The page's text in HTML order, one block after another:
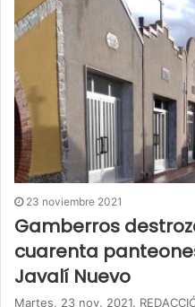
23 noviembre 2021
Gamberros
cuarenta
Javalí Nuevo
Martes, 23 nov. 2021.